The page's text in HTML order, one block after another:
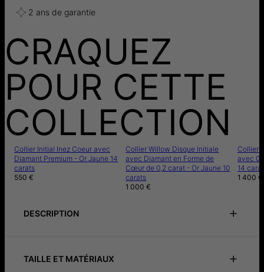
2 ans de garantie
CRAQUEZ
POUR CETTE
COLLECTION
Collier Initial Inez Coeur avec
Diamant Premium - Or Jaune 14
carats
550 €
Collier Willow Disque Initiale
avec Diamant en Forme de
Cœur de 0,2 carat - Or Jaune 10
carats
1 000 €
Collier
avec
14
1 400 €
DESCRIPTION
sera la pièce qui complétera votre tenue.
TAILLE ET MATÉRIAUX